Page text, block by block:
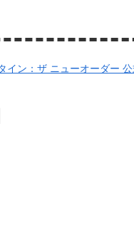
イン：ザ ニューオーダー